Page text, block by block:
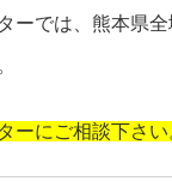
ーでは、熊本県
ーにご相談下さい